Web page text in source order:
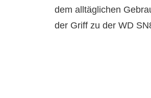
dem alltäglichen
der Griff zu der WD